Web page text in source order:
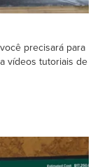
precisará para
vídeos tutoriais de